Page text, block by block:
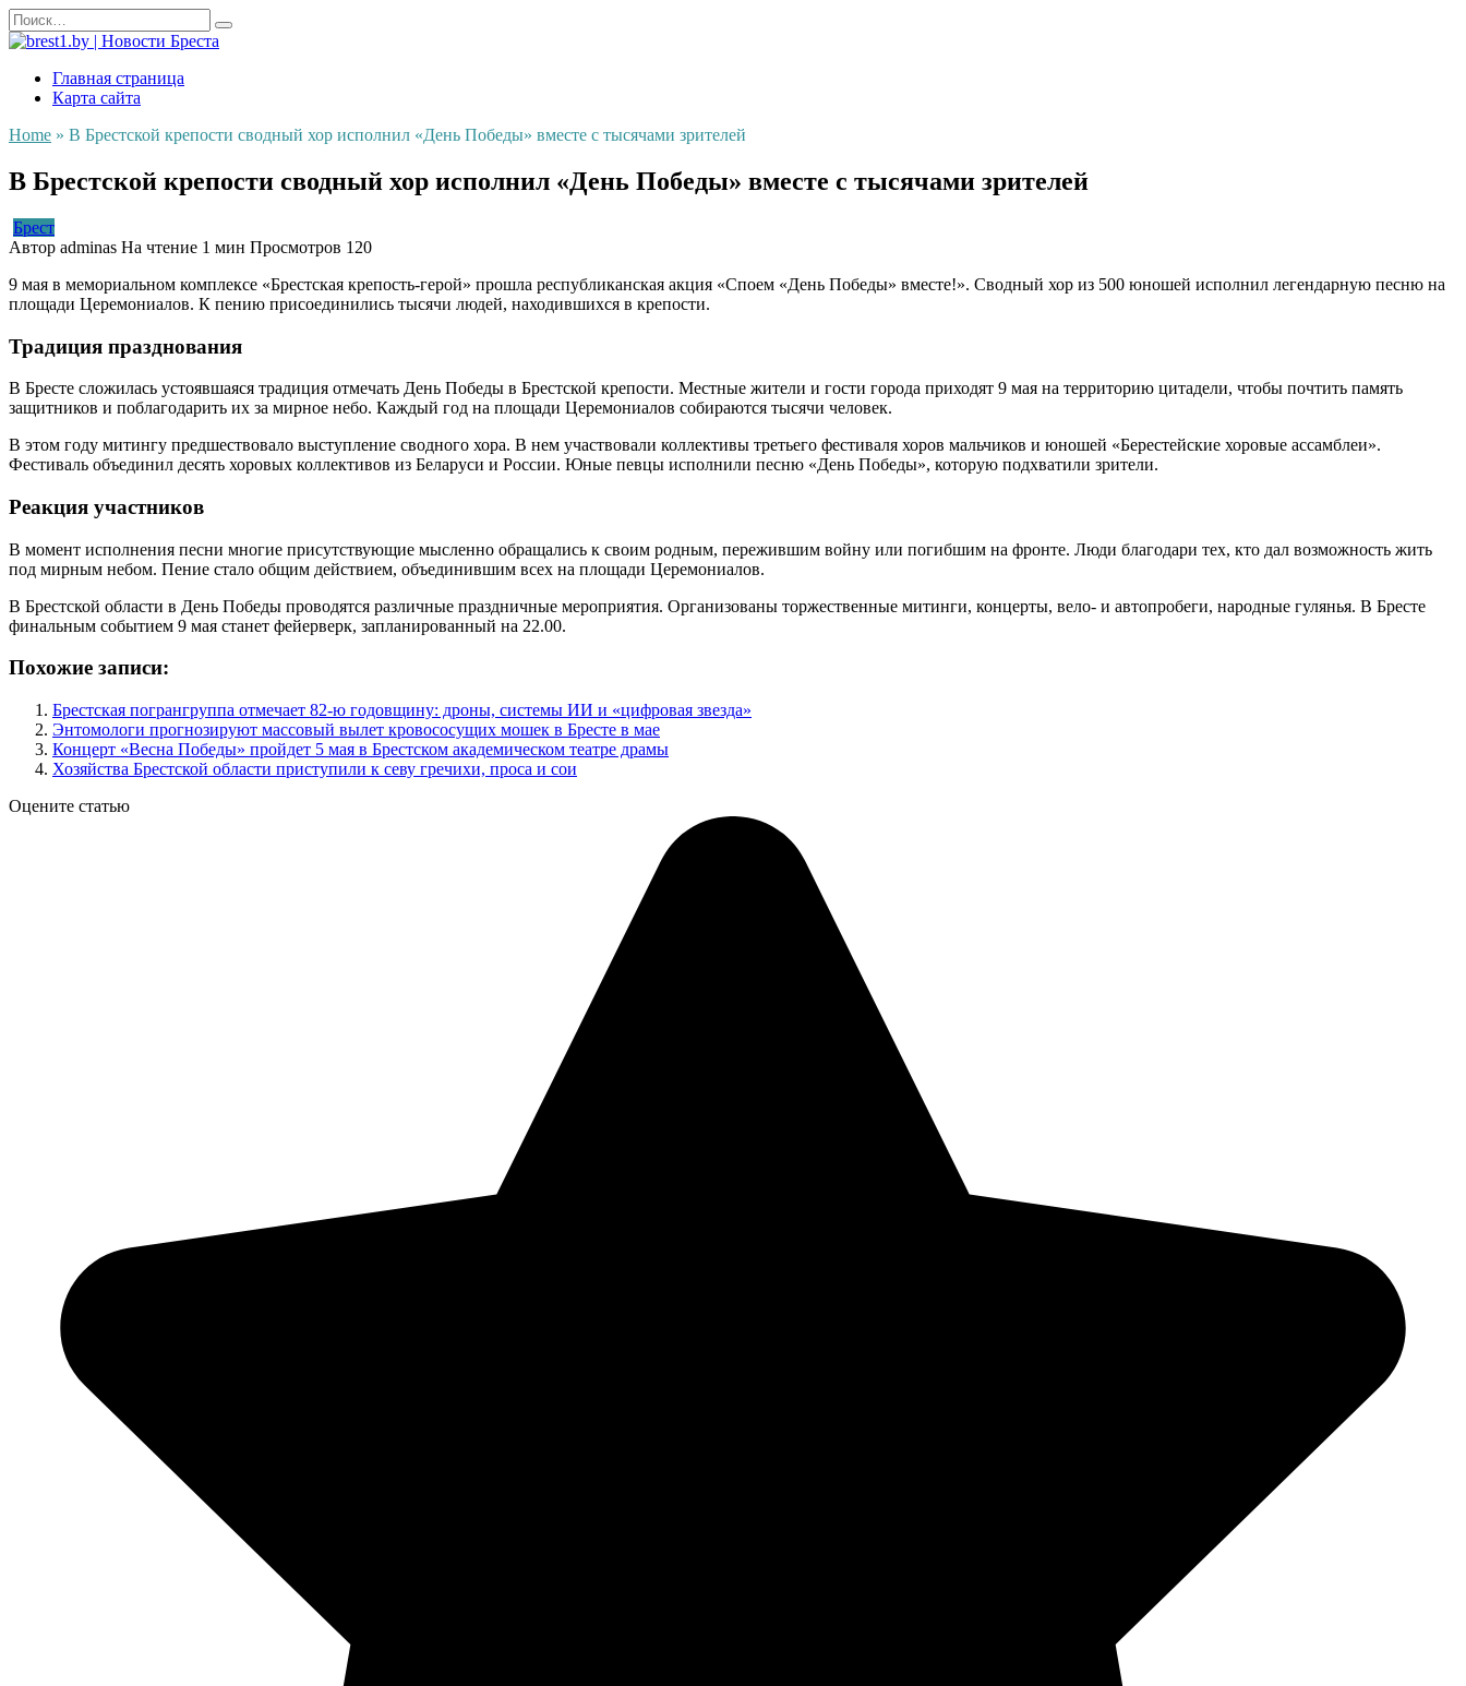
Перейти
к
содержанию
Search
for:
Главная страница
Карта сайта
Home » В Брестской крепости сводный хор исполнил «День Победы» вместе с тысячами зрителей
В Брестской крепости сводный хор исполнил «День Победы» вместе с тысячами зрителей
Брест
Автор adminas На чтение 1 мин Просмотров 120
9 мая в мемориальном комплексе «Брестская крепость-герой» прошла республиканская акция «Споем «День Победы» вместе!». Сводный хор из 500 юношей исполнил легендарную песню на
площади Церемониалов. К пению присоединились тысячи людей, находившихся в крепости.
Традиция празднования
В Бресте сложилась устоявшаяся традиция отмечать День Победы в Брестской крепости. Местные жители и гости города приходят 9 мая на территорию цитадели, чтобы почтить память
защитников и поблагодарить их за мирное небо. Каждый год на площади Церемониалов собираются тысячи человек.
В этом году митингу предшествовало выступление сводного хора. В нем участвовали коллективы третьего фестиваля хоров мальчиков и юношей «Берестейские хоровые ассамблеи».
Фестиваль объединил десять хоровых коллективов из Беларуси и России. Юные певцы исполнили песню «День Победы», которую подхватили зрители.
Реакция участников
В момент исполнения песни многие присутствующие мысленно обращались к своим родным, пережившим войну или погибшим на фронте. Люди благодари тех, кто дал возможность жить
под мирным небом. Пение стало общим действием, объединившим всех на площади Церемониалов.
В Брестской области в День Победы проводятся различные праздничные мероприятия. Организованы торжественные митинги, концерты, вело- и автопробеги, народные гулянья. В Бресте
финальным событием 9 мая станет фейерверк, запланированный на 22.00.
Похожие записи:
Брестская погрангруппа отмечает 82-ю годовщину: дроны, системы ИИ и «цифровая звезда»
Энтомологи прогнозируют массовый вылет кровососущих мошек в Бресте в мае
Концерт «Весна Победы» пройдет 5 мая в Брестском академическом театре драмы
Хозяйства Брестской области приступили к севу гречихи, проса и сои
Оцените статью